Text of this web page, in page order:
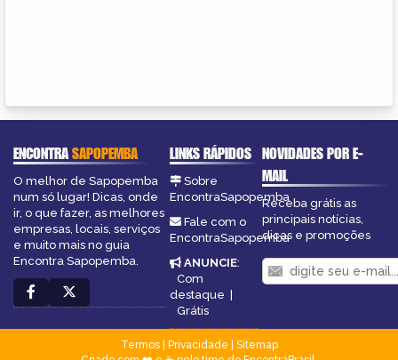
ENCONTRASAPOPEMBA
O melhor de Sapopemba
num só lugar! Dicas, onde
ir, o que fazer, as melhores
empresas, locais, serviços
e muito mais no guia
Encontra Sapopemba.
LINKS RÁPIDOS
Sobre
EncontraSapopemba
Fale com o
EncontraSapopemba
ANUNCIE:
Com
destaque |
Grátis
NOVIDADES POR E-
MAIL
Receba grátis as
principais notícias,
dicas e promoções
Termos| Privacidade
Sitemap